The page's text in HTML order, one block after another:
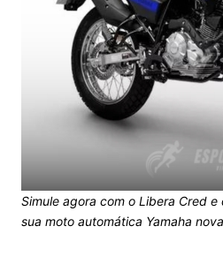
Simule agora com o Libera Cred
sua moto automática Yamaha